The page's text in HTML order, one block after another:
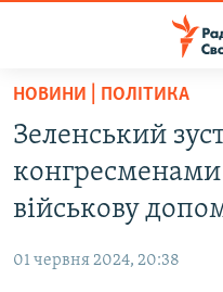
Перейти
основного
матеріалу
Перейти
до
основної
навігації
СТАТТІ
ЕКОНОМІКА
РОСІЙСЬКА «ФІЛЬТРАЦІЯ»
НОВИНИ | ПОЛІТИКА
Зеленський
військову
01 червня 2024, 20:38